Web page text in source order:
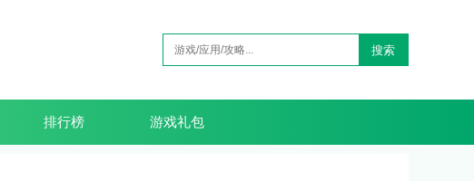
搜索
排行榜 游戏礼包